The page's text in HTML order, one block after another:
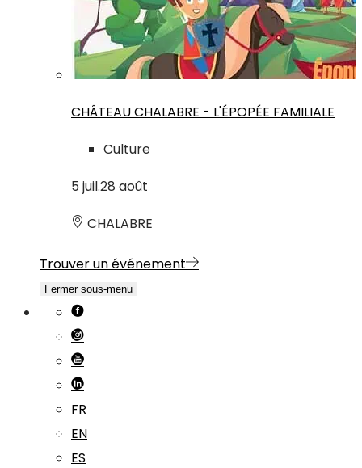
CHÂTEAU CHALABRE - L'ÉPOPÉE FAMILIALE
Culture
5 juil.28 août
CHALABRE
Trouver un événement
Fermer sous-menu
FR
EN
ES